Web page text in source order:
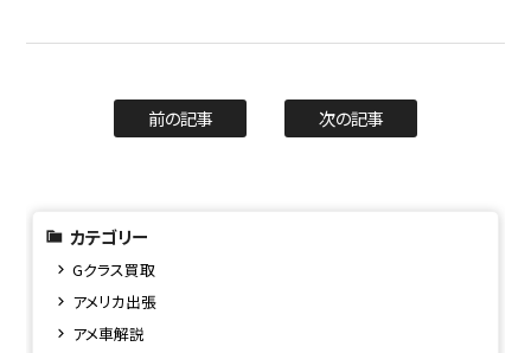
前の記事 次の記事
カテゴリー
Gクラス買取
アメリカ出張
アメ車解説